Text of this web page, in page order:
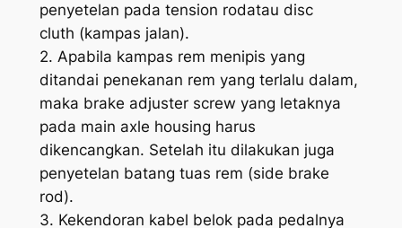
penyetelan pada tension rodatau disc
cluth (kampas jalan).
2. Apabila kampas rem menipis yang
ditandai penekanan rem yang terlalu dalam,
maka brake adjusterscrew yang letaknya
pada main axle housing harus
dikencangkan. Setelah itu dilakukan juga
penyetelan batang tuas rem (side brake
rod).
3. Kekendoran kabel belok pada pedalnya